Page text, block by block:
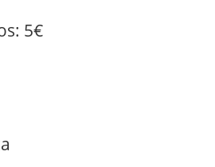
5€